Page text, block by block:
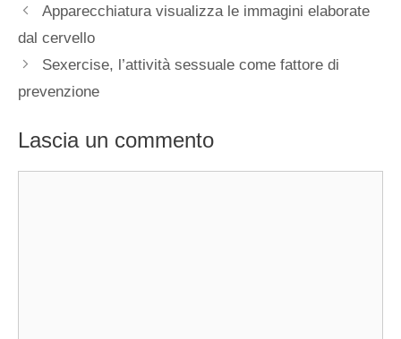
Apparecchiatura visualizza le immagini elaborate
dal cervello
Sexercise, l’attività sessuale come fattore di
prevenzione
Lascia un commento